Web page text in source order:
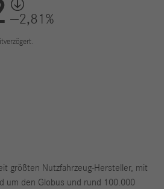
größten Nutzfahrzeug-Hersteller, mit
um den Globus und rund 100.000